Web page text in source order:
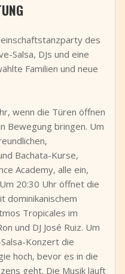
des
Salsa, DJs und eine
Familien und neue
wenn die Türen öffnen
Bewegung bringen. Um
Bachata-Kurse,
Academy, alle ein,
20:30 Uhr öffnet die
dominikanischem
Tropicales im
und DJ José Ruiz. Um
Konzert die
hoch, bevor es in die
geht. Die Musik läuft